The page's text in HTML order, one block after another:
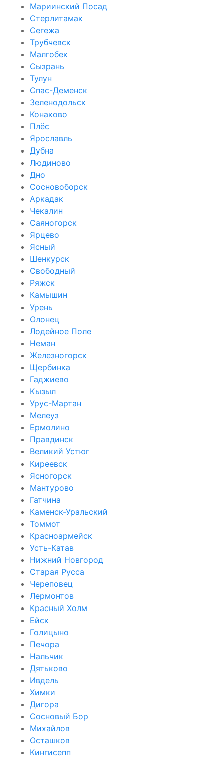
Мариинский Посад
Стерлитамак
Сегежа
Трубчевск
Малгобек
Сызрань
Тулун
Спас-Деменск
Зеленодольск
Конаково
Плёс
Ярославль
Дубна
Людиново
Дно
Сосновоборск
Аркадак
Чекалин
Саяногорск
Ярцево
Ясный
Шенкурск
Свободный
Ряжск
Камышин
Урень
Олонец
Лодейное Поле
Неман
Железногорск
Щербинка
Гаджиево
Кызыл
Урус-Мартан
Мелеуз
Ермолино
Правдинск
Великий Устюг
Киреевск
Ясногорск
Мантурово
Гатчина
Каменск-Уральский
Томмот
Красноармейск
Усть-Катав
Нижний Новгород
Старая Русса
Череповец
Лермонтов
Красный Холм
Ейск
Голицыно
Печора
Нальчик
Дятьково
Ивдель
Химки
Дигора
Сосновый Бор
Михайлов
Осташков
Кингисепп